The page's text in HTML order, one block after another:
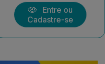
Entre ou
Cadastre-se